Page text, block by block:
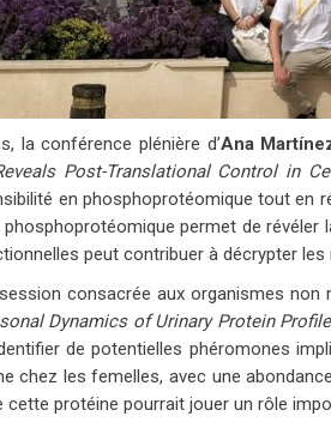
la conférence plénière d’Ana
Post-Translational Control in
en phosphoprotéomique tout
permet de
peut contribuer à décrypter
consacrée aux organismes
Dynamics of Urinary Protein
de potentielles phéromones
chez les femelles, avec une
cette protéine pourrait jouer un rôle